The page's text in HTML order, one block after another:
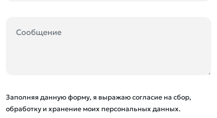
Заполняя данную форму, я выражаю согласие на сбор,
обработку и хранение моих персональных данных.